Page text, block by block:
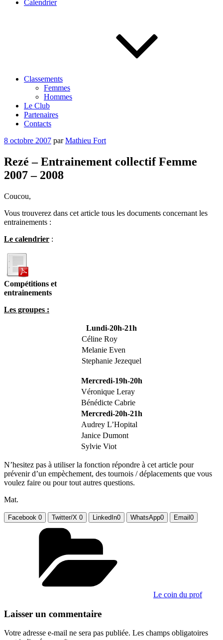
Calendrier
Classements
Femmes
Hommes
Le Club
Partenaires
Contacts
Publié
8 octobre 2007 parMathieu Fort
Rezé – Entrainement collectif Femme
2007 – 2008
Coucou,
Vous trouverez dans cet article tous les documents concernant les
entrainements :
Le calendrier :
Compétitions et
entrainements
Les groupes :
Lundi-20h-21h
Céline Roy
Melanie Even
Stephanie Jezequel
Mercredi-19h-20h
Véronique Leray
Bénédicte Cabrie
Mercredi-20h-21h
Audrey L’Hopital
Janice Dumont
Sylvie Viot
N’hesitez pas à utiliser la fonction répondre à cet article pour
prévenir d’un empèchement, des tournois / déplacements que vous
voulez faire ou pour tout autres questions.
Mat.
Facebook 0 Twitter/X 0 LinkedIn0 WhatsApp0 Email 0
Le coin du prof
Laisser un commentaire
Votre adresse e-mail ne sera pas publiée. Les champs obligatoires